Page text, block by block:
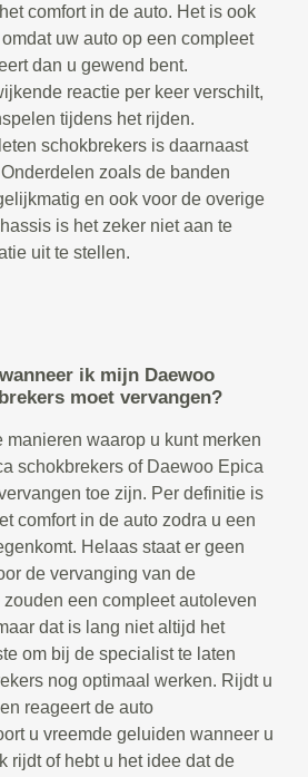
comfort in de auto. Het is ook
uw auto op een compleet
dan u gewend bent.
reactie per keer verschilt,
tijdens het rijden.
schokbrekers is daarnaast
zoals de banden
en ook voor de overige
is het zeker niet aan te
uit te stellen.
ik mijn Daewoo
moet vervangen?
manieren waarop u kunt merken
schokbrekers of Daewoo Epica
toe zijn. Per definitie is
comfort in de auto zodra u een
Helaas staat er geen
de vervanging van de
een compleet autoleven
dat is lang niet altijd het
om bij de specialist te laten
nog optimaal werken. Rijdt u
reageert de auto
u vreemde geluiden wanneer u
rijdt of hebt u het idee dat de